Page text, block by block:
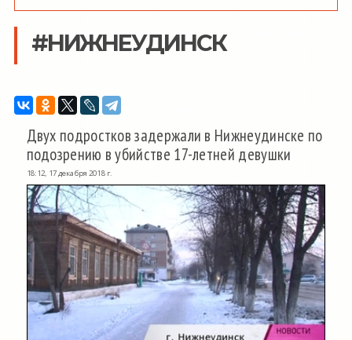
#НИЖНЕУДИНСК
Двух подростков задержали в Нижнеудинске по
подозрению в убийстве 17-летней девушки
18:12, 17 декабря 2018 г.